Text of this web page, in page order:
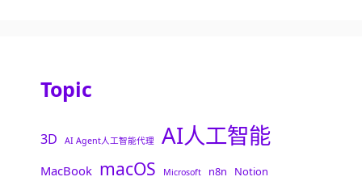
Topic
3D AI Agent人工智能代理 AI人工智能
MacBook macOS Microsoft n8n
Notion